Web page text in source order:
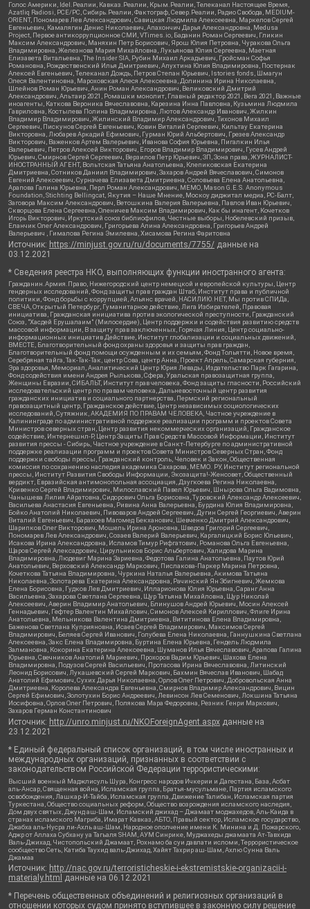
Голос Америки, Idel.Реалии, Кавказ.Реалии, Крым.Реалии, Телеканал Настоящее Время,
Azatliq Radiosi, PCE/PC, Сибирь.Реалии, Фактограф, Север.Реалии, Радио Свобода, MEDIUM-
ORIENT, Пономарев Лев Александрович, Савицкая Людмила Алексеевна, Маркелов Сергей
Евгеньевич, Камалягин Денис Николаевич, Апахончич Дарья Александровна, Medusa
Project, Первое антикоррупционное СМИ, VTimes.io, Баданин Роман Сергеевич, Гликин
Максим Александрович, Маняхин Петр Борисович, Ярош Юлия Петровна, Чуракова Ольга
Владимировна, Железнова Мария Михайловна, Лукьянова Юлия Сергеевна, Маетная
Елизавета Витальевна, The Insider SIA, Рубин Михаил Аркадьевич, Гройсман Софья
Романовна, Рождественский Илья Дмитриевич, Апухтина Юлия Владимировна, Постернак
Алексей Евгеньевич, Телеканал Дождь, Петров Степан Юрьевич, Istories fonds, Шмагун
Олеся Валентиновна, Мароховская Алеся Алексеевна, Долинина Ирина Николаевна,
Шлейнов Роман Юрьевич, Анин Роман Александрович, Великовский Дмитрий
Александрович, Альтаир 2021, Ромашки монолит, Главный редактор 2021, Вега 2021, Важные
иноагенты, Каткова Вероника Вячеславовна, Карезина Инна Павловна, Кузьмина Людмила
Гавриловна, Костылева Полина Владимировна, Лютов Александр Иванович, Жилкин
Владимир Владимирович, Жилинский Владимир Александрович, Тихонов Михаил
Сергеевич, Пискунов Сергей Евгеньевич, Ковин Виталий Сергеевич, Кильтау Екатерина
Викторовна, Любарев Аркадий Ефимович, Гурман Юрий Альбертович, Грезев Александр
Викторович, Важенков Артем Валерьевич, Иванова София Юрьевна, Пигалкин Илья
Валерьевич, Петров Алексей Викторович, Егоров Владимир Владимирович, Гусев Андрей
Юрьевич, Смирнов Сергей Сергеевич, Верзилов Петр Юрьевич, ЗП, Зона права, ЖУРНАЛИСТ-
ИНОСТРАННЫЙ АГЕНТ, Вольтская Татьяна Анатольевна, Клепиковская Екатерина
Дмитриевна, Сотников Даниил Владимирович, Захаров Андрей Вячеславович, Симонов
Евгений Алексеевич, Сурначева Елизавета Дмитриевна, Соловьева Елена Анатольевна,
Арапова Галина Юрьевна, Перл Роман Александрович, МЕМО, Mason G.E.S. Anonymous
Foundation, Stichting Bellingcat, Якутия – Наше Мнение, Москоу диджитал медиа, РС-Балт,
Заговора Максим Александрович, Ветошкина Валерия Валерьевна, Павлов Иван Юрьевич,
Скворцова Елена Сергеевна, Оленичев Максим Владимирович, Как бы инагент, Кочетков
Игорь Викторович, Иркутский союз библиофилов, Честные выборы, Нобелевский призыв,
Еланчик Олег Александрович, Григорьева Алина Александровна, Григорьев Андрей
Валерьевич , Гималова Регина Эмилевна, Хисамова Регина Фаритовна
Источник: https://minjust.gov.ru/ru/documents/7755/ данные на
03.12.2021
* Сведения реестра НКО, выполняющих функции иностранного агента:
Гражданин.Армия.Право, Нижегородский центр немецкой и европейской культуры, Центр
гендерных исследований, Фонд защиты прав граждан Штаб, Институт права и публичной
политики, Фонд борьбы с коррупцией, Альянс врачей, НАСИЛИЮ.НЕТ, Мы против СПИДа,
СВЕЧА, Открытый Петербург, Гуманитарное действие, Лига Избирателей, Правовая
инициатива, Гражданская инициатива против экологической преступности, Гражданский
Союз, "Хасдей Ерушалаим" (Милосердие), Центр поддержки и содействия развитию средств
массовой информации, В защиту прав заключенных, Горячая Линия, Центр социально-
информационных инициатив Действие, Институт глобализации и социальных движений,
ВМЕСТЕ, Благотворительный фонд охраны здоровья и защиты прав граждан,
Благотворительный фонд помощи осужденным и их семьям, Фонд Тольятти, Новое время,
Серебряная тайга, Так-Так-Так, центр Сова, центр Анна, Проект Апрель, Самарская губерния,
Эра здоровья, Мемориал, Аналитический Центр Юрия Левады, Издательство Парк Гагарина,
Фонд содействия имени Андрея Рылькова, Сфера, Уральская правозащитная группа,
Женщины Евразии, СИБАЛЬТ, Институт прав человека, Фонд защиты гласности, Российский
исследовательский центр по правам человека, Дальневосточный центр развития
гражданских инициатив и социального партнерства, Пермский региональный
правозащитный центр, Гражданское действие, Центр независимых социологических
исследований, Сутяжник, АКАДЕМИЯ ПО ПРАВАМ ЧЕЛОВЕКА, Частное учреждение в
Калининграде по административной поддержке реализации программ и проектов Совета
Министров северных стран, Центр развития некоммерческих организаций, Гражданское
содействие, Интернешнл-Р, Центр Защиты Прав Средств Массовой Информации, Институт
развития прессы - Сибирь, Частное учреждение в Санкт-Петербурге по административной
поддержке реализации программ и проектов Совета Министров Северных Стран, Фонд
поддержки свободы прессы, Гражданский контроль, Человек и Закон, Общественная
комиссия по сохранению наследия академика Сахарова, МЕМО. РУ, Институт региональной
прессы, Институт Развития Свободы Информации, Экозащита!-Женсовет, Общественный
вердикт, Евразийская антимонопольная ассоциация, Дзугкоева Регина Николаевна,
Кривенко Сергей Владимирович, Милославский Павел Юрьевич, Шнырова Ольга Вадимовна,
Чанышева Лилия Айратовна, Сидорович Ольга Борисовна, Туровский Александр Алексеевич,
Васильева Анастасия Евгеньевна, Ривина Анна Валерьевна, Бурдина Юлия Владимировна,
Бойко Анатолий Николаевич, Пивоваров Андрей Сергеевич, Дугин Сергей Георгиевич, Аверин
Виталий Евгеньевич, Барахоев Магомед Бекханович, Шевченко Дмитрий Александрович,
Шарипков Олег Викторович, Мошель Ирина Ароновна, Шведов Григорий Сергеевич,
Пономарев Лев Александрович, Созаев Валерий Валерьевич, Каргалицкий Борис Юльевич,
Исакова Ирина Александровна, Исламов Тимур Рифгатович, Романова Ольга Евгеньевна,
Щаров Сергей Алексадрович, Цирульников Борис Альбертович, Халидова Марина
Владимировна, Людевиг Марина Зариевна, Федотова Галина Анатольевна, Паутов Юрий
Анатольевич, Верховский Александр Маркович, Пислакова-Паркер Марина Петровна,
Кочеткова Татьяна Владимировна, Чуркина Наталья Валерьевна, Акимова Татьяна
Николаевна, Золотарева Екатерина Александровна, Рачинский Ян Збигневич, Жемкова
Елена Борисовна, Гудков Лев Дмитриевич, Илларионова Юлия Юрьевна, Саранг Анна
Васильевна, Захарова Светлана Сергеевна, Щур Татьяна Михайловна, Щур Николай
Алексеевич, Аверин Владимир Анатольевич, Блинушов Андрей Юрьевич, Мосин Алексей
Геннадьевич, Гефтер Валентин Михайлович, Симонов Алексей Кириллович, Флиге Ирина
Анатольевна, Мельникова Валентина Дмитриевна, Вититинова Елена Владимировна,
Баженова Светлана Куприяновна, Исаев Сергей Владимирович, Максимов Сергей
Владимирович, Беляев Сергей Иванович, Голубева Елена Николаевна, Ганнушкина Светлана
Алексеевна, Закс Елена Владимировна, Буртина Елена Юрьевна, Гендель Людмила
Залмановна, Кокорина Екатерина Алексеевна, Шуманов Илья Вячеславович, Арапова Галина
Юрьевна, Свечников Анатолий Мариевич, Прохоров Вадим Юрьевич, Шахова Елена
Владимировна, Подузов Сергей Васильевич, Протасова Ирина Вячеславовна, Литинский
Леонид Борисович, Лукашевский Сергей Маркович, Бахмин Вячеслав Иванович, Шабад
Анатолий Ефимович, Сухих Дарья Николаевна, Орлов Олег Петрович, Добровольская Анна
Дмитриевна, Королева Александра Евгеньевна, Смирнов Владимир Александрович, Вицин
Сергей Ефимович, Золотухин Борис Андреевич, Левинсон Лев Семенович, Локшина Татьяна
Иосифовна, Орлов Олег Петрович, Полякова Мара Федоровна, Резник Генри Маркович,
Захаров Герман Константинович
Источник: http://unro.minjust.ru/NKOForeignAgent.aspx данные на
23.12.2021
* Единый федеральный список организаций, в том числе иностранных и
международных организаций, признанных в соответствии с
законодательством Российской Федерации террористическими:
Высший военный Маджлисуль Шура, Конгресс народов Ичкерии и Дагестана, База, Асбат
аль-Ансар, Священная война, Исламская группа, Братья-мусульмане, Партия исламского
освобождения, Лашкар-И-Тайба, Исламская группа, Движение Талибан, Исламская партия
Туркестана, Общество социальных реформ, Общество возрождения исламского наследия,
Дом двух святых, Джунд аш-Шам, Исламский джихад – Джамаат моджахедов, Аль-Каида в
странах исламского Магриба, Имарат Кавказ, АБТО, Правый сектор, Исламское государство,
Джабха аль-Нусра ли-Ахль аш-Шам, Народное ополчение имени К. Минина и Д. Пожарского,
Аджр от Аллаха Субхану уа Тагьаля SHAM, АУМ Синрике, Муджахеды джамаата Ат-Тавхида
Валь-Джихад, Чистопольский Джамаат, Рохнамо ба суи давлати исломи, Террористическое
сообщество Сеть, Катиба Таухид валь-Джихад, Хайят Тахрир аш-Шам, Ахлю Сунна Валь
Джамаа
Источник: http://nac.gov.ru/terroristicheskie-i-ekstremistskie-organizacii-i-
materialy.html данные на 06.12.2021
* Перечень общественных объединений и религиозных организаций в
отношении которых судом принято вступившее в законную силу решение